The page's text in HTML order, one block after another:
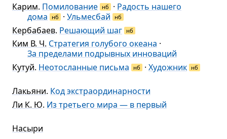
Карим. Помилование нб · Радость нашего
дома
нб · Ульмесбай нб
Кербабаев. Решающий шаг нб
Ким В. Ч. Стратегия голубого океана ·
За пределами подрывных инноваций
Кутуй. Неотосланные письма нб · Художник нб
Лакьяни. Код экстраординарности
Ли К. Ю. Из третьего мира — в первый
Насыри